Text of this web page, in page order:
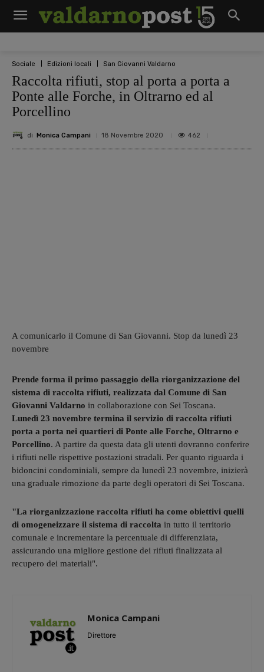
Sociale Edizioni locali San Giovanni Valdarno
Raccolta rifiuti, stop al porta a porta a
Ponte alle Forche, in Oltrarno ed al
Porcellino
di Monica Campani 18 Novembre 2020 462
A comunicarlo il Comune di San Giovanni. Stop da lunedì 23
novembre
Prende forma il primo passaggio della riorganizzazione del
sistema di raccolta rifiuti, realizzata dal Comune di San
Giovanni Valdarno in collaborazione con Sei Toscana.
Lunedì 23 novembre termina il servizio di raccolta rifiuti
porta a porta nei quartieri di Ponte alle Forche, Oltrarno e
Porcellino. A partire da questa data gli utenti dovranno conferire
i rifiuti nelle rispettive postazioni stradali. Per quanto riguarda i
bidoncini condominiali, sempre da lunedì 23 novembre, inizierà
una graduale rimozione da parte degli operatori di Sei Toscana.
"La riorganizzazione raccolta rifiuti ha come obiettivi quelli
di omogeneizzare il sistema di raccolta in tutto il territorio
comunale e incrementare la percentuale di differenziata,
assicurando una migliore gestione dei rifiuti finalizzata al
recupero dei materiali".
Monica Campani
Direttore